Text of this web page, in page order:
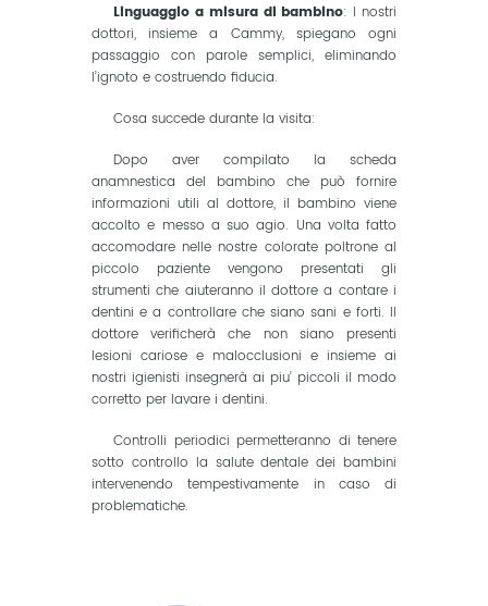
Linguaggio a misura di bambino: I nostri
dottori, insieme a Cammy, spiegano ogni
passaggio con parole semplici, eliminando
l’ignoto e costruendo fiducia.
Cosa succede durante la visita:
Dopo aver compilato la scheda
anamnestica del bambino che può fornire
informazioni utili al dottore, il bambino viene
accolto e messo a suo agio. Una volta fatto
accomodare nelle nostre colorate poltrone al
piccolo paziente vengono presentati gli
strumenti che aiuteranno il dottore a contare i
dentini e a controllare che siano sani e forti. Il
dottore verificherà che non siano presenti
lesioni cariose e malocclusioni e insieme ai
nostri igienisti insegnerà ai piu’ piccoli il modo
corretto per lavare i dentini.
Controlli periodici permetteranno di tenere
sotto controllo la salute dentale dei bambini
intervenendo tempestivamente in caso di
problematiche.